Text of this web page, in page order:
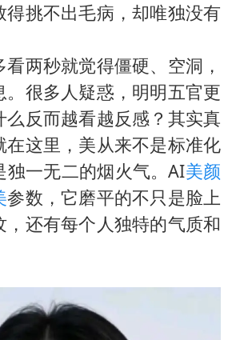
得挑不出毛病，却唯独没有
两秒就觉得僵硬、空洞，
。很多人疑惑，明明五官更
么反而越看越反感？其实真
在这里，美从来不是标准化
独一无二的烟火气。AI美颜
参数，它磨平的不只是脸上
，还有每个人独特的气质和